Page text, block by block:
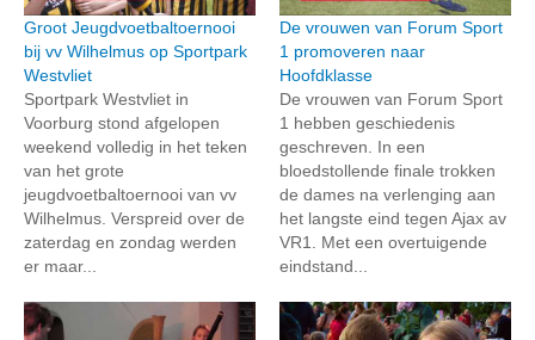
Groot Jeugdvoetbaltoernooi
bij vv Wilhelmus op Sportpark
Westvliet
Sportpark Westvliet in
Voorburg stond afgelopen
weekend volledig in het teken
van het grote
jeugdvoetbaltoernooi van vv
Wilhelmus. Verspreid over de
zaterdag en zondag werden
er maar...
De vrouwen van Forum Sport
1 promoveren naar
Hoofdklasse
De vrouwen van Forum Sport
1 hebben geschiedenis
geschreven. In een
bloedstollende finale trokken
de dames na verlenging aan
het langste eind tegen Ajax av
VR1. Met een overtuigende
eindstand...